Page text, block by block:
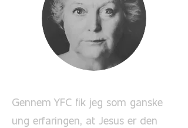
Gennem YFC fik jeg som ganske
ung erfaringen, at Jesus er den